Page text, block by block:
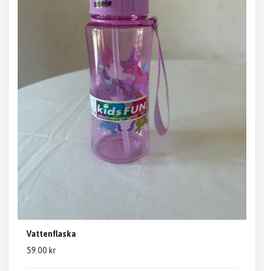
Vattenflaska
59.00 kr